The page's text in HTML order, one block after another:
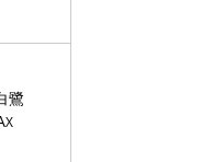
鷺
X